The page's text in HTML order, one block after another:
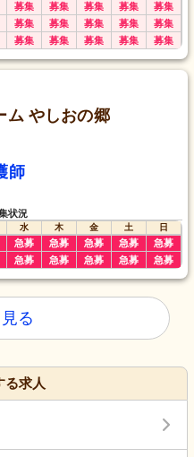
募集 募集 募集 募集 募集
募集 募集 募集 募集 募集
募集 募集 募集 募集 募集
ム やしおの郷
師
状況
水 木 金 土
日
急募 急募 急募 急募 急募
急募 急募 急募 急募 急募
る
る求人